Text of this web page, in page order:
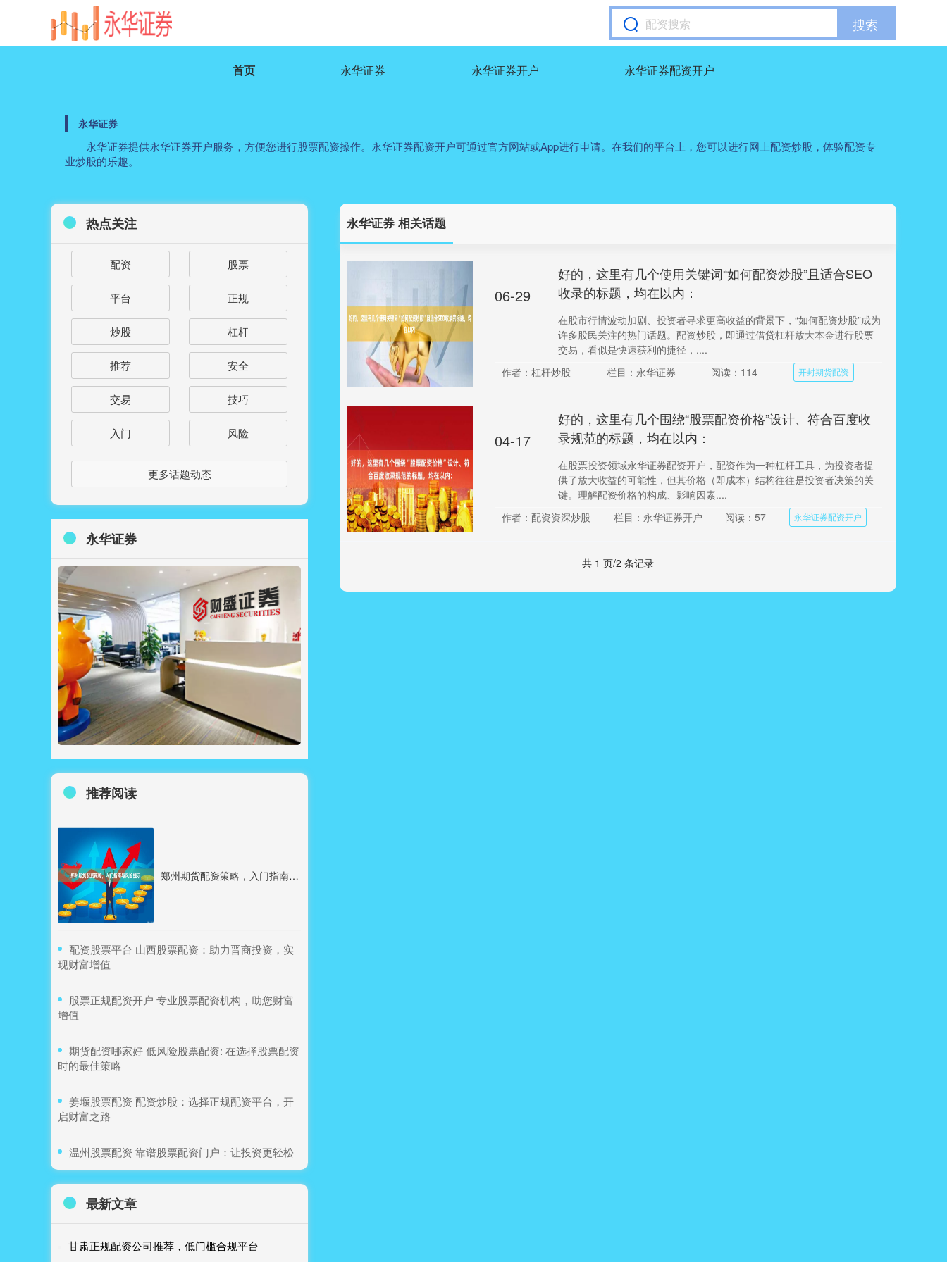
搜索
首页 永华证券 永华证券开户 永华证券配资开户
永华证券
永华证券提供永华证券开户服务，方便您进行股票配资操作。永华证券配资开户可通过官方网站或App进行申请。在我们的平台上，您可以进行网上配资炒股，体验配资专
业炒股的乐趣。
永华证券 相关话题
06-29
好的，这里有几个使用关键词“如何配资炒股”且适合SEO
收录的标题，均在以内：
在股市行情波动加剧、投资者寻求更高收益的背景下，“如何配资炒股”成为
许多股民关注的热门话题。配资炒股，即通过借贷杠杆放大本金进行股票
交易，看似是快速获利的捷径，....
作者：杠杆炒股
栏目：永华证券 阅读：114 开封期货配资
04-17
好的，这里有几个围绕“股票配资价格”设计、符合百度收
录规范的标题，均在以内：
在股票投资领域永华证券配资开户，配资作为一种杠杆工具，为投资者提
供了放大收益的可能性，但其价格（即成本）结构往往是投资者决策的关
键。理解配资价格的构成、影响因素....
作者：配资资深炒股
栏目：永华证券开户 阅读：57 永华证券配资开户
共 1 页/2 条记录
热点关注
配资 股票
平台 正规
炒股 杠杆
推荐 安全
交易 技巧
入门 风险
更多话题动态
永华证券
推荐阅读
郑州期货配资策略，入门指南与风险提示
​配资股票平台 山西股票配资：助力晋商投资，实
现财富增值
​股票正规配资开户 专业股票配资机构，助您财富
增值
​期货配资哪家好 低风险股票配资: 在选择股票配资
时的最佳策略
​姜堰股票配资 配资炒股：选择正规配资平台，开
启财富之路
​温州股票配资 靠谱股票配资门户：让投资更轻松
最新文章
甘肃正规配资公司推荐，低门槛合规平台